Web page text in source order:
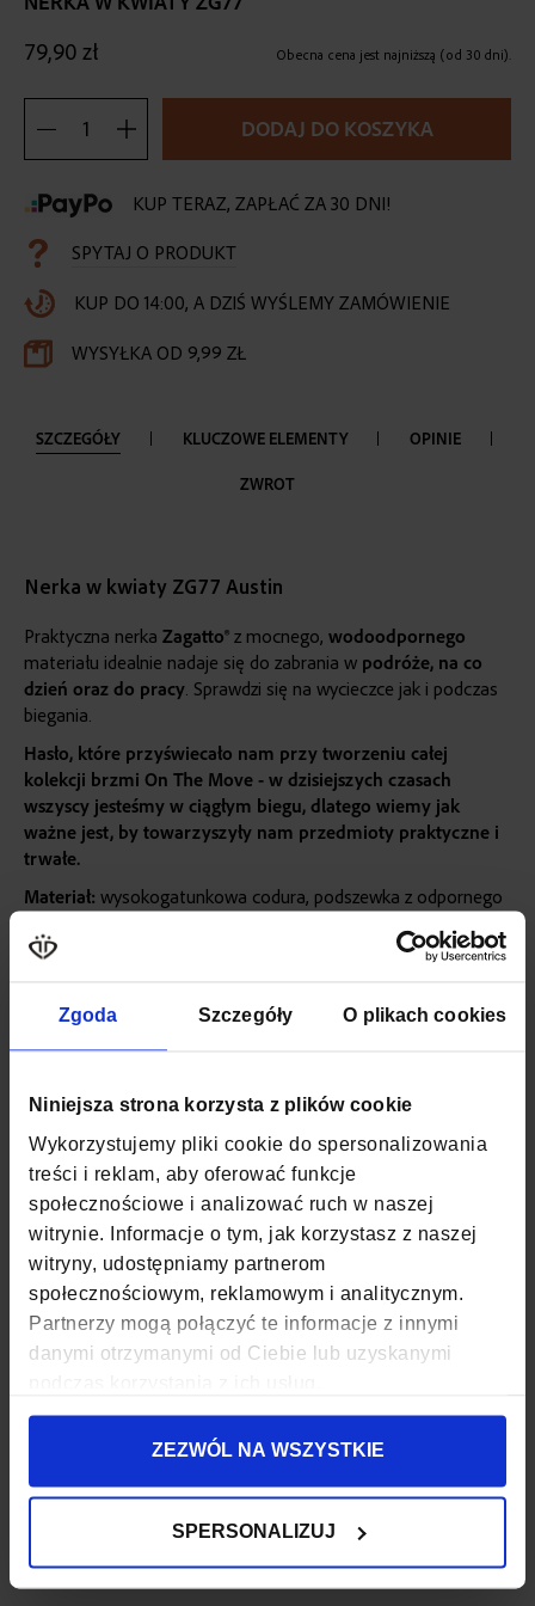
Zgoda Szczegóły O plikach cookies
Niniejsza strona korzysta z plików cookie
Wykorzystujemy pliki cookie do spersonalizowania
treści i reklam, aby oferować funkcje
społecznościowe i analizować ruch w naszej
witrynie. Informacje o tym, jak korzystasz z naszej
witryny, udostępniamy partnerom
społecznościowym, reklamowym i analitycznym.
Partnerzy mogą połączyć te informacje z innymi
danymi otrzymanymi od Ciebie lub uzyskanymi
ZEZWÓL NA WSZYSTKIE
SPERSONALIZUJ
images
gallery
Obecna cena jest najniższą (od 30 dni).
79,90 zł
DODAJ DO KOSZYKA
KUP TERAZ, ZAPŁAĆ ZA 30 DNI!
SPYTAJ O PRODUKT
KUP DO 14:00, A DZIŚ WYŚLEMY ZAMÓWIENIE
WYSYŁKA OD 9,99 ZŁ
SZCZEGÓŁY KLUCZOWE ELEMENTY OPINIE
ZWROT
Nerka w kwiaty ZG77 Austin
Praktyczna nerka Zagatto® z mocnego, wodoodpornego
materiału idealnie nadaje się do zabrania w podróże, na co
dzień oraz do pracy. Sprawdzi się na wycieczce jak i podczas
biegania.
Hasło, które przyświecało nam przy tworzeniu całej
kolekcji brzmi On The Move - w dzisiejszych czasach
wszyscy jesteśmy w ciągłym biegu, dlatego wiemy jak
ważne jest, by towarzyszyły nam przedmioty praktyczne i
trwałe.
Materiał: wysokogatunkowa codura, podszewka z odpornego
Więcej
informacji
SKU ZG77
WAGA 0,15 KG
MATERIAŁ POLIESTER, NYLON
SZEROKOŚĆ
GŁĘBOKOŚĆ
WYSOKOŚĆ
ZAPIĘCIE
KOD EAN 5907518369627